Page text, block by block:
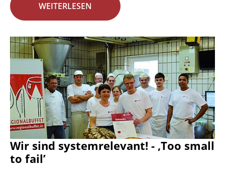
WEITERLESEN
Wir sind systemrelevant! - ‚Too small
to fail’